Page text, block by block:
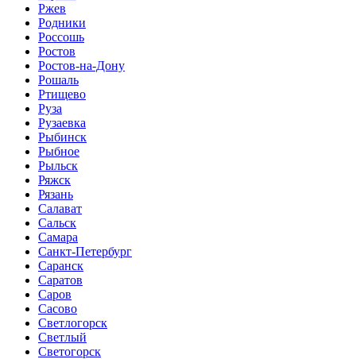
Ржев
Родники
Россошь
Ростов
Ростов-на-Дону
Рошаль
Ртищево
Руза
Рузаевка
Рыбинск
Рыбное
Рыльск
Ряжск
Рязань
Салават
Сальск
Самара
Санкт-Петербург
Саранск
Саратов
Саров
Сасово
Светлогорск
Светлый
Светогорск